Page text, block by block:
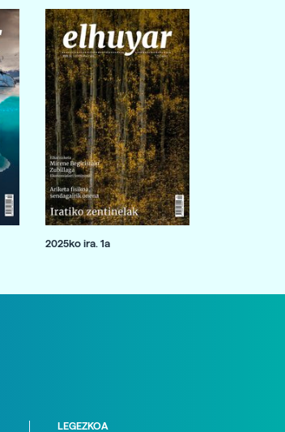
2025ko ira. 1a
LEGEZKOA